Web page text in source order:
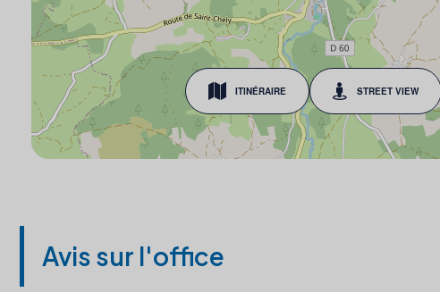
ITINÉRAIRE STREET VIEW
Avis sur l'office